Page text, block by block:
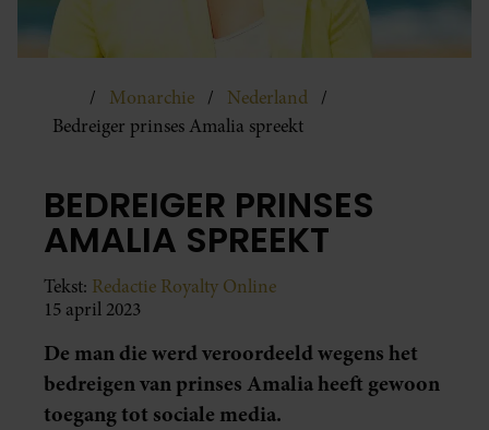
Monarchie
Nederland
Bedreiger prinses Amalia spreekt
BEDREIGER PRINSES
AMALIA SPREEKT
Tekst: Redactie Royalty Online
15 april 2023
De man die werd veroordeeld wegens het
bedreigen van prinses Amalia heeft gewoon
toegang tot sociale media.